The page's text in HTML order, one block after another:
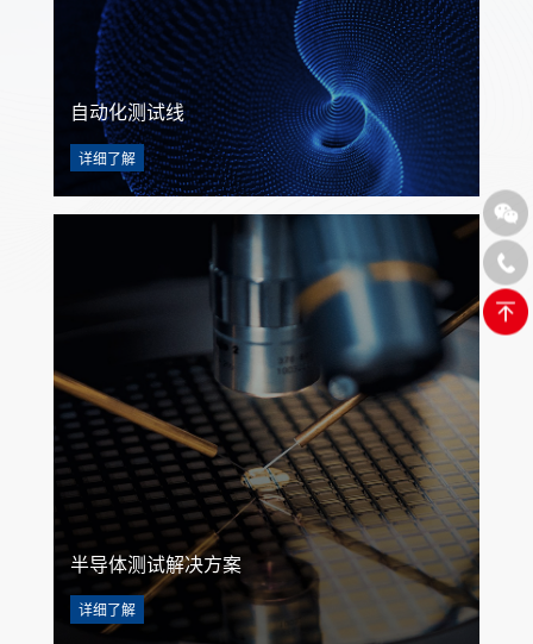
自动化测试线
详细了解
半导体测试解决方案
详细了解